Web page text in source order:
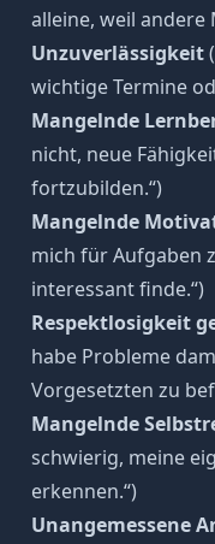
alleine, weil andere
Unzuverlässigkeit
wichtige Termine
Mangelnde
nicht, neue
fortzubilden.“)
Mangelnde
mich für Aufgaben
interessant finde.“)
Respektlosigkeit
habe Probleme
Vorgesetzten zu
Mangelnde
schwierig, meine
erkennen.“)
Unangemessene